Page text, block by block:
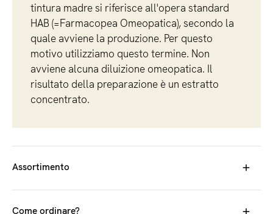
tintura madre si riferisce all'opera standard
HAB (=Farmacopea Omeopatica), secondo la
quale avviene la produzione. Per questo
motivo utilizziamo questo termine. Non
avviene alcuna diluizione omeopatica. Il
risultato della preparazione è un estratto
concentrato.
Assortimento
potete utilizzare per creare le vostre ricette. Il grande
Come ordinare?